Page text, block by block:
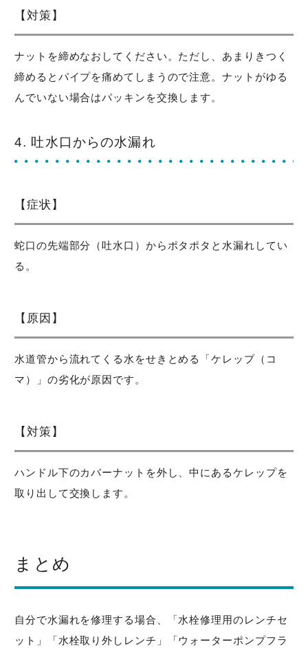
【対策】
ナットを締めなおしてください。ただし、あまりきつく
締めるとパイプを痛めてしまうので注意。ナットがゆる
んでいない場合はパッキンを交換します。
4. 吐水口からの水漏れ
【症状】
蛇口の先端部分（吐水口）からポタポタと水漏れしてい
る。
【原因】
水道管から流れてくる水をせきとめる「ケレップ（コ
マ）」の劣化が原因です。
【対策】
ハンドル下のカバーナットを外し、中にあるケレップを
取り出して交換します。
まとめ
自分で水漏れを修理する場合、「水栓修理用のレンチセ
ット」「水栓取り外しレンチ」「ウォーターポンプフラ